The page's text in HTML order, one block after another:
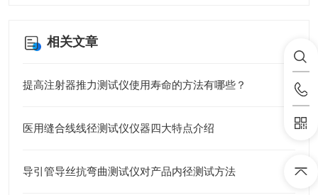
相关文章
提高注射器推力测试仪使用寿命的方法有哪些？
医用缝合线线径测试仪仪器四大特点介绍
导引管导丝抗弯曲测试仪对产品内径测试方法